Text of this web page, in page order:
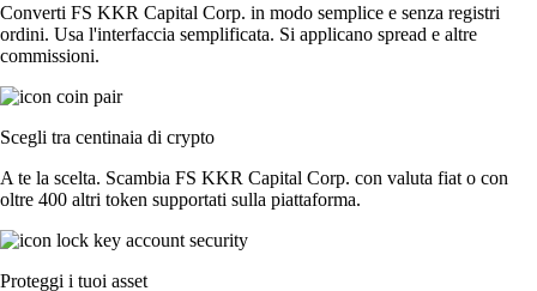
Converti FS KKR Capital Corp. in modo semplice e senza registri
ordini. Usa l'interfaccia semplificata. Si applicano spread e altre
commissioni.
Scegli tra centinaia di crypto
A te la scelta. Scambia FS KKR Capital Corp. con valuta fiat o con
oltre 400 altri token supportati sulla piattaforma.
Proteggi i tuoi asset